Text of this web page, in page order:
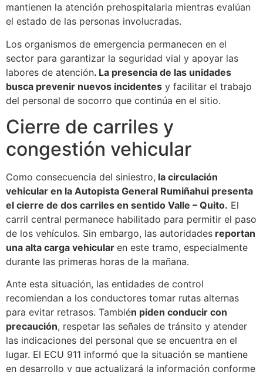
mantienen la atención prehospitalaria mientras evalúan
el estado de las personas involucradas.
Los organismos de emergencia permanecen en el
sector para garantizar la seguridad vial y apoyar las
labores de atención. La presencia de las unidades
busca prevenir nuevos incidentes y facilitar el trabajo
del personal de socorro que continúa en el sitio.
Cierre de carriles y
congestión vehicular
Como consecuencia del siniestro, la circulación
vehicular en la Autopista General Rumiñahui presenta
el cierre de dos carriles en sentido Valle – Quito. El
carril central permanece habilitado para permitir el paso
de los vehículos. Sin embargo, las autoridades reportan
una alta carga vehicular en este tramo, especialmente
durante las primeras horas de la mañana.
Ante esta situación, las entidades de control
recomiendan a los conductores tomar rutas alternas
para evitar retrasos. También piden conducir con
precaución, respetar las señales de tránsito y atender
las indicaciones del personal que se encuentra en el
lugar. El ECU 911 informó que la situación se mantiene
en desarrollo y que actualizará la información conforme